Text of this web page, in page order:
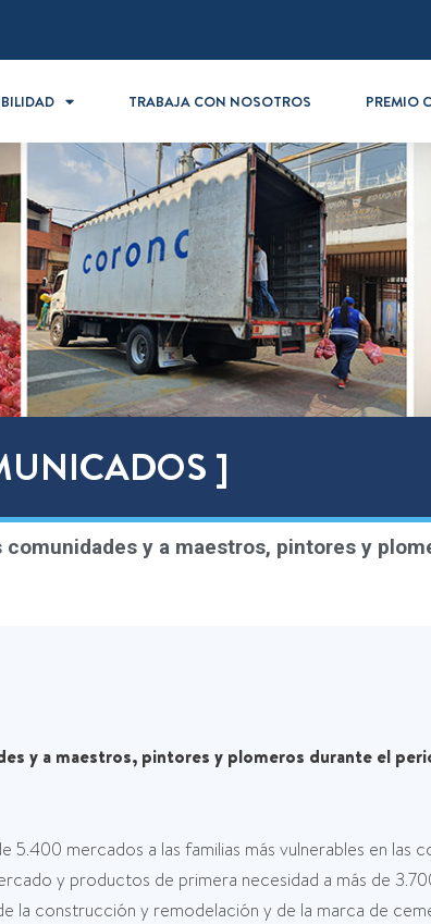
TRABAJA CON NOSOTROS PREMIO
]
y a maestros, pintores y
y a maestros, pintores y plomeros durante el
mercados a las familias más vulnerables en las
y productos de primera necesidad a más de
la construcción y remodelación y de la marca de